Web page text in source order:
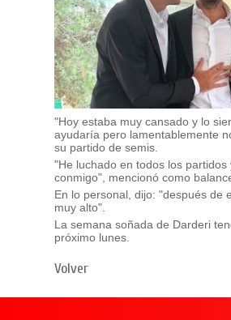
"Hoy estaba muy cansado y lo
ayudaría pero lamentablemente
su partido de semis.
"He luchado en todos los
conmigo", mencionó como
En lo personal, dijo: "después de
muy alto".
La semana soñada de Darderi
próximo lunes.
Volver